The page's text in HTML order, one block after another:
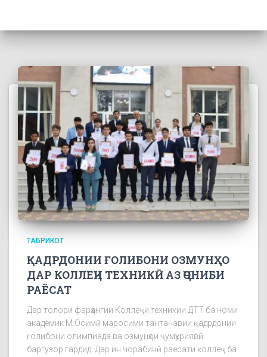
ТАБРИКОТ
ҚАДРДОНИИ ҒОЛИБОНИ ОЗМУНҲО
ДАР КОЛЛЕҶИ ТЕХНИКӢ АЗ ҶОНИБИ
РАЁСАТ
Дар толори фарҳангии Коллеҷи техникии ДТТ ба номи
академик М.Осимӣ маросими тантанавии қадрдонии
ғолибони олимпиада ва озмунҳои ҷумҳуриявӣ
баргузор гардид. Дар ин чорабинӣ раёсати коллеҷ ба